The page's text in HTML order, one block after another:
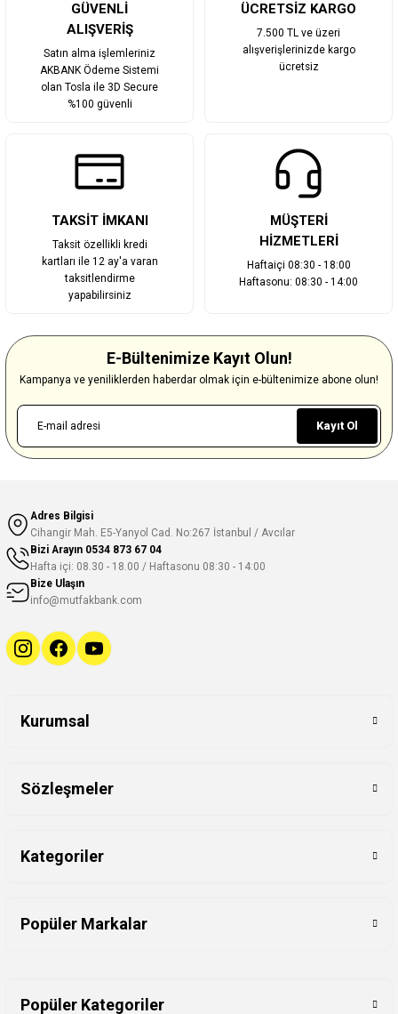
GÜVENLİ
ALIŞVERİŞ
Satın alma işlemleriniz
AKBANK Ödeme Sistemi
olan Tosla ile 3D Secure
%100 güvenli
ÜCRETSİZ KARGO
7.500 TL ve üzeri
alışverişlerinizde kargo
ücretsiz
TAKSİT İMKANI
Taksit özellikli kredi
kartları ile 12 ay'a varan
taksitlendirme
yapabilirsiniz
MÜŞTERİ
HİZMETLERİ
Haftaiçi 08:30 - 18:00
Haftasonu: 08:30 - 14:00
E-Bültenimize Kayıt Olun!
Kampanya ve yeniliklerden haberdar olmak için e-bültenimize abone olun!
Kayıt Ol
Adres Bilgisi
Cihangir Mah. E5-Yanyol Cad. No:267 İstanbul / Avcılar
Bizi Arayın 0534 873 67 04
Hafta içi: 08.30 - 18.00 / Haftasonu 08:30 - 14:00
Bize Ulaşın
info@mutfakbank.com
Kurumsal
Sözleşmeler
Kategoriler
Popüler Markalar
Popüler Kategoriler